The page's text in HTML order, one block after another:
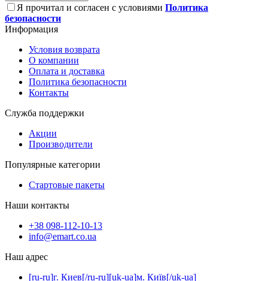
Я прочитал и согласен с условиями Политика
безопасности
Информация
Условия возврата
О компании
Оплата и доставка
Политика безопасности
Контакты
Служба поддержки
Акции
Производители
Популярные категории
Стартовые пакеты
Наши контакты
+38 098-112-10-13
info@emart.co.ua
Наш адрес
[ru-ru]г. Киев[/ru-ru][uk-ua]м. Київ[/uk-ua]